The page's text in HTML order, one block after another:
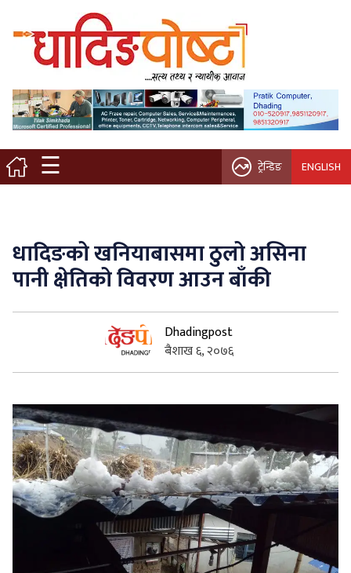
☰
मुख्य पृष्ठ
स्थानीय समाचार
विचार / ब्लग
नगर/गाउँ पालिका
कृषि/सहकारी
साहित्य / संस्कृति
सुचनाहरु
स्वास्थ्य
भिडियो
ट्रेन्डिङ ENGLISH
धादिङको खनियाबासमा ठुलो असिना
पानी क्षेतिको विवरण आउन बाँकी
Dhadingpost
बैशाख ६, २०७६